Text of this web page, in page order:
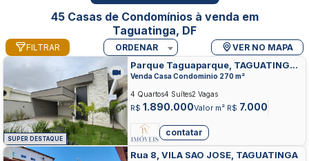
45 Casas de Condomínios à venda em
Taguatinga, DF
FILTRAR ORDENAR VER NO MAPA
SUPER DESTAQUE
Parque Taguaparque, TAGUATINGA
NORTE, TAGUATINGA
Venda Casa Condominio 270 m²
R$ 1.890.000Valor m² R$ 7.000
4 Quartos4 Suítes2 Vagas
contatar
Rua 8, VILA SAO JOSE, TAGUATINGA